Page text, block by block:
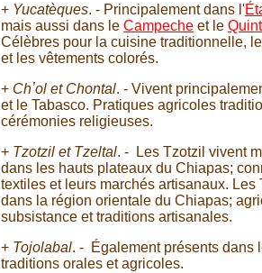
+ Yucatèques. - Principalement dans l'
mais aussi dans le Campeche et le
Célèbres pour la cuisine traditionnelle,
et les vêtements colorés.
+ Chʼol et Chontal. - Vivent
et le Tabasco. Pratiques agricoles
cérémonies religieuses.
+ Tzotzil et Tzeltal. - Les Tzotzil vivent
dans les hauts plateaux du Chiapas;
textiles et leurs marchés artisanaux. Les
dans la région orientale du Chiapas;
subsistance et traditions artisanales.
+ Tojolabal. - Également présents dans
traditions orales et agricoles.